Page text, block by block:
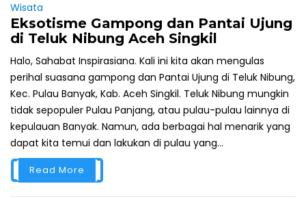
Wisata
Eksotisme Gampong dan Pantai Ujung
di Teluk Nibung Aceh Singkil
Halo, Sahabat Inspirasiana. Kali ini kita akan mengulas
perihal suasana gampong dan Pantai Ujung di Teluk Nibung,
Kec. Pulau Banyak, Kab. Aceh Singkil. Teluk Nibung mungkin
tidak sepopuler Pulau Panjang, atau pulau-pulau lainnya di
kepulauan Banyak. Namun, ada berbagai hal menarik yang
dapat kita temui dan lakukan di pulau yang...
Read More